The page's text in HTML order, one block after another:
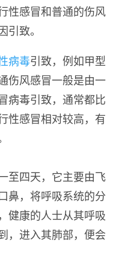
性感冒和普通的伤风
引致。
病毒引致，例如甲型
伤风感冒一般是由一
病毒引致，通常都比
性感冒相对较高，有
至四天，它主要由飞
鼻，将呼吸系统的分
健康的人士从其呼吸
，进入其肺部，便会